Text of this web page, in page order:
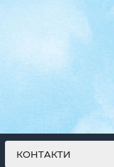
КОНТАКТИ